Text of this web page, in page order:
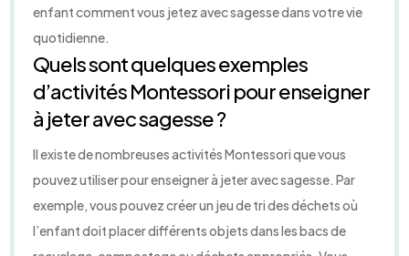
enfant comment vous jetez avec sagesse dans votre vie
quotidienne.
Quels sont quelques exemples
d’activités Montessori pour enseigner
à jeter avec sagesse ?
Il existe de nombreuses activités Montessori que vous
pouvez utiliser pour enseigner à jeter avec sagesse. Par
exemple, vous pouvez créer un jeu de tri des déchets où
l’enfant doit placer différents objets dans les bacs de